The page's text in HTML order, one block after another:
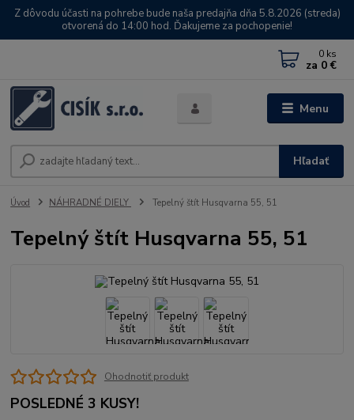
Z dôvodu účasti na pohrebe bude naša predajňa dňa 5.8.2026 (streda)
otvorená do 14:00 hod. Ďakujeme za pochopenie!
Menu
Hľadať
0 ks
za 0 €
Úvod NÁHRADNÉ DIELY Tepelný štít Husqvarna 55, 51
Tepelný štít Husqvarna 55, 51
Ohodnotiť produkt
POSLEDNÉ 3 KUSY!